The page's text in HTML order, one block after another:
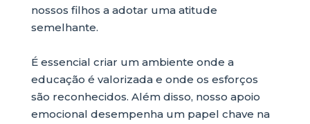
nossos filhos a adotar uma atitude
semelhante.
É essencial criar um ambiente onde a
educação é valorizada e onde os esforços
são reconhecidos. Além disso, nosso apoio
emocional desempenha um papel chave na